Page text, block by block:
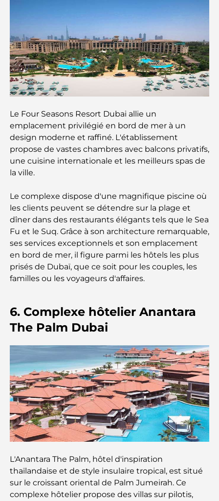
Que faire au DIFC : explorez le quartier le plus
dynamique de Dubaï
Cartes de crédit aux Émirats arabes unis : un guide
complet pour dépenser intelligemment
Hôpital du DIFC : des soins médicaux de classe
Rarest Car in the World: Automotive Legends
Beyond Price
Salles de sport au DIFC : quand le fitness
rencontre le style de vie professionnel
Plateformes de trading aux Émirats arabes unis :
un guide pour les investisseurs modernes
Family Beach Club Dubai : Là où divertissement et
détente se rencontrent
Les meilleures écoles IB à Dubaï : un guide
complet pour les parents
Plan directeur de Dubai Hills : une vision pour la
vie communautaire moderne
gastronomie rencontre la culture
Les marques de costumes les plus chères qui
définissent le luxe sur mesure
Restaurants de J1 Beach : la nouvelle destination
gastronomique de luxe à Dubaï
Crèches à Dubai Hills : Guide pour les parents
Le Four Seasons Resort Dubai allie un
emplacement privilégié en bord de mer à un
design moderne et raffiné. L'établissement
propose de vastes chambres avec balcons privatifs,
une cuisine internationale et les meilleurs spas de
la ville.
Le complexe dispose d'une magnifique piscine où
les clients peuvent se détendre sur la plage et
dîner dans des restaurants élégants tels que le Sea
Fu et le Suq. Grâce à son architecture remarquable,
ses services exceptionnels et son emplacement
en bord de mer, il figure parmi les hôtels les plus
prisés de Dubaï, que ce soit pour les couples, les
familles ou les voyageurs d'affaires.
6. Complexe hôtelier Anantara
The Palm Dubai
L'Anantara The Palm, hôtel d'inspiration
thaïlandaise et de style insulaire tropical, est situé
sur le croissant oriental de Palm Jumeirah. Ce
complexe hôtelier propose des villas sur pilotis,